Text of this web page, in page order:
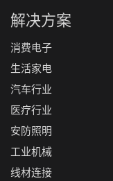
解决方案
消费电子
生活家电
汽车行业
医疗行业
安防照明
工业机械
线材连接